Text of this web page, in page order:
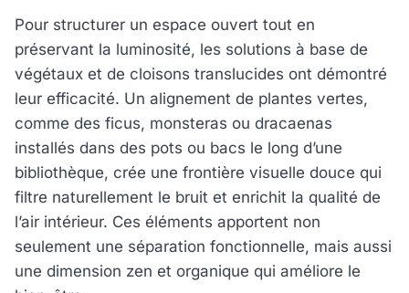
Pour structurer un espace ouvert tout en
préservant la luminosité, les solutions à base de
végétaux et de cloisons translucides ont démontré
leur efficacité. Un alignement de plantes vertes,
comme des ficus, monsteras ou dracaenas
installés dans des pots ou bacs le long d’une
bibliothèque, crée une frontière visuelle douce qui
filtre naturellement le bruit et enrichit la qualité de
l’air intérieur. Ces éléments apportent non
seulement une séparation fonctionnelle, mais aussi
une dimension zen et organique qui améliore le